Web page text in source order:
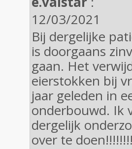
12/03/2021
Bij dergelijke
is doorgaans
gaan. Het
eierstokken bij
jaar geleden in
onderbouwd. Ik
dergelijk
over te